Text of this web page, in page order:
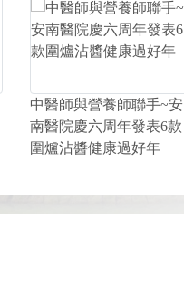
中醫師與營養師聯手~安
南醫院慶六周年發表6款
圍爐沾醬健康過好年